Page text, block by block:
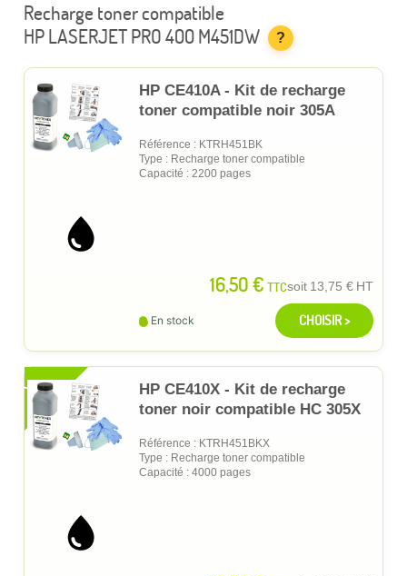
Recharge toner compatible
HP LASERJET PRO 400 M451DW
?
HP CE410A - Kit de recharge
toner compatible noir 305A
Référence : KTRH451BK
Type : Recharge toner compatible
Capacité : 2200 pages
16,50 € TTCsoit 13,75 € HT
En stock CHOISIR >
XL
HP CE410X - Kit de recharge
toner noir compatible HC 305X
Référence : KTRH451BKX
Type : Recharge toner compatible
Capacité : 4000 pages